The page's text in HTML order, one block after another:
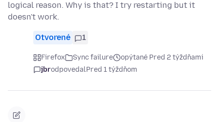
logical reason. Why is that? I try restarting but it
doesn't work.
Otvorené 1
Firefox Sync failure
opýtané Pred 2 týždňami
jbrodpovedalPred 1 týždňom